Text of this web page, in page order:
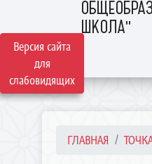
Версия сайта
для
слабовидящих
ШКОЛА"
ГЛАВНАЯ